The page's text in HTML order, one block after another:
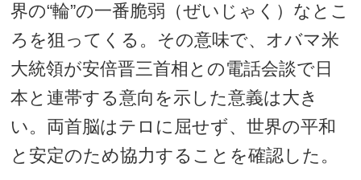
界の“輪”の一番脆弱（ぜいじゃく）なとこ
ろを狙ってくる。その意味で、オバマ米
大統領が安倍晋三首相との電話会談で日
本と連帯する意向を示した意義は大き
い。両首脳はテロに屈せず、世界の平和
と安定のため協力することを確認した。